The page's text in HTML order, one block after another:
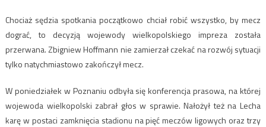
Chociaż sędzia spotkania początkowo chciał robić wszystko, by mecz
dograć, to decyzją wojewody wielkopolskiego impreza została
przerwana. Zbigniew Hoffmann nie zamierzał czekać na rozwój sytuacji
tylko natychmiastowo zakończył mecz.
W poniedziałek w Poznaniu odbyła się konferencja prasowa, na której
wojewoda wielkopolski zabrał głos w sprawie. Nałożył też na Lecha
karę w postaci zamknięcia stadionu na pięć meczów ligowych oraz trzy